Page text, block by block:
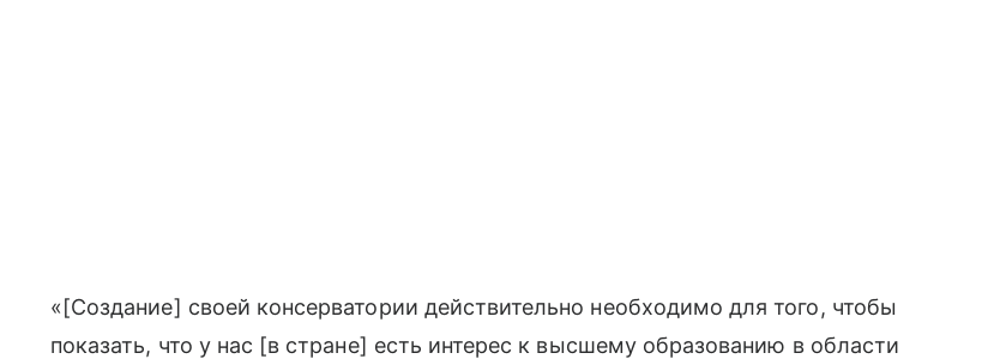
«[Создание] своей консерватории действительно необходимо для того, чтобы
показать, что у нас [в стране] есть интерес к высшему образованию в области